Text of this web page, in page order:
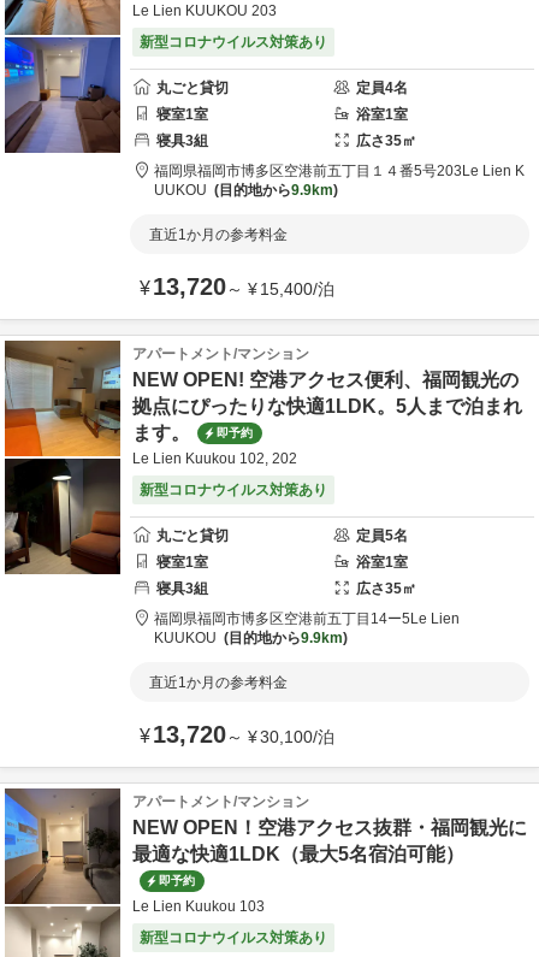
Le Lien KUUKOU 203
新型コロナウイルス対策あり
丸ごと貸切 定員4名
寝室1室 浴室1室
寝具3組 広さ35㎡
福岡県福岡市博多区空港前五丁目１４番5号203 Le Lien K
UUKOU
目的地から9.9km
直近1か月の参考料金
¥13,720～ ¥15,400/泊
アパートメント/マンション
NEW OPEN! 空港アクセス便利、福岡観光の
拠点にぴったりな快適1LDK。5人まで泊まれ
ます。
即予約
Le Lien Kuukou 102, 202
新型コロナウイルス対策あり
丸ごと貸切 定員5名
寝室1室 浴室1室
寝具3組 広さ35㎡
福岡県福岡市博多区空港前五丁目14ー5 Le Lien
KUUKOU
目的地から9.9km
直近1か月の参考料金
¥13,720～ ¥30,100/泊
アパートメント/マンション
NEW OPEN！空港アクセス抜群・福岡観光に
最適な快適1LDK（最大5名宿泊可能）
即予約
Le Lien Kuukou 103
新型コロナウイルス対策あり